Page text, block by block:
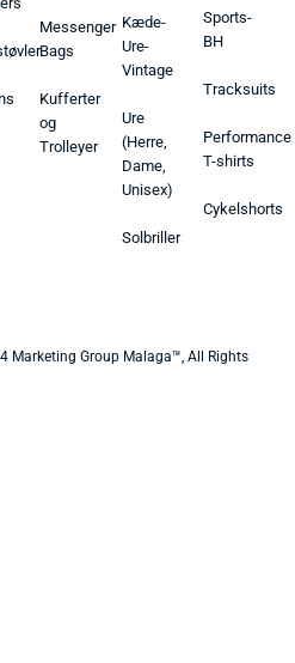
Messenger
Bags
Kufferter
og
Trolleyer
Kæde-
Ure-
Vintage
Ure
(Herre,
Dame,
Unisex)
Solbriller
Sports-
BH
Tracksuits
Performance
T-shirts
Cykelshorts
Marketing Group Malaga™, All Rights